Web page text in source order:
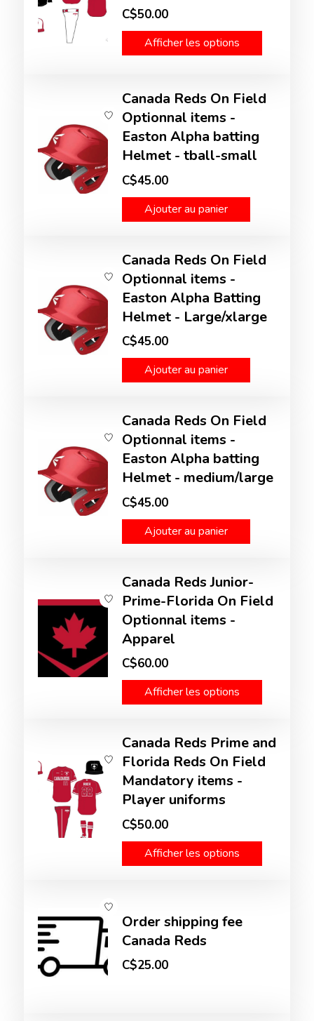
C$50.00
Afficher les options
Canada Reds On Field
Optionnal items -
Easton Alpha batting
Helmet - tball-small
C$45.00
Ajouter au panier
Canada Reds On Field
Optionnal items -
Easton Alpha Batting
Helmet - Large/xlarge
C$45.00
Ajouter au panier
Canada Reds On Field
Optionnal items -
Easton Alpha batting
Helmet - medium/large
C$45.00
Ajouter au panier
Canada Reds Junior-
Prime-Florida On Field
Optionnal items -
Apparel
C$60.00
Afficher les options
Canada Reds Prime and
Florida Reds On Field
Mandatory items -
Player uniforms
C$50.00
Afficher les options
Order shipping fee
Canada Reds
C$25.00